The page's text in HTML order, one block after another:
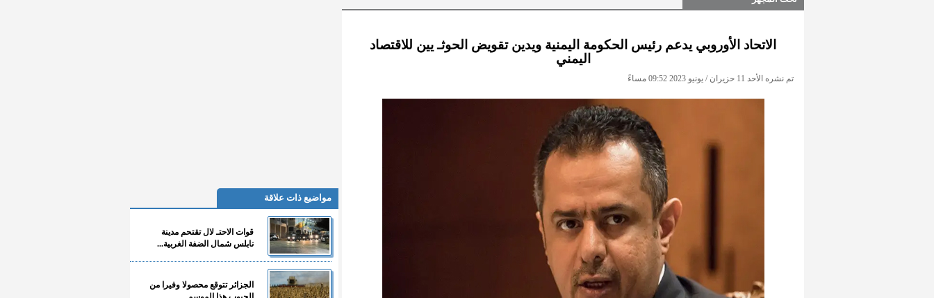
الاتحاد الأوروبي يدعم رئيس الحكومة اليمنية ويدين تقويض الحوثـ يين للاقتصاد
اليمني
تم نشره الأحد 11 حزيران / يونيو 2023 09:52 مساءً
مواضيع ذات علاقة
قوات الاحتـ لال تقتحم مدينة
نابلس شمال الضفة الغربية...
الجزائر تتوقع محصولا وفيرا من